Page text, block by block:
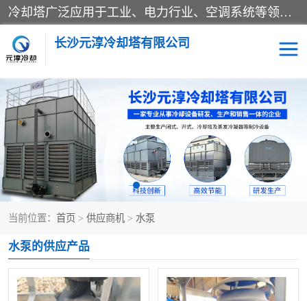
冷却塔广泛应用于工业、电力行业、空调系统等领域。在电力行业中，用于冷却发电机组的循环水；在工业生产中，如化工、冶金等行业，可降低生产过程中产生的热量；在空调系统中，为空调设备提供冷却水源
长沙元淳冷却塔有限公司
当前位置： 首页 > 供应商机 > 水泵
水泵的供应产品
方形开式冷却塔 圆形冷却塔
闭式冷却塔 水箱
电控箱 水泵
板式换热器